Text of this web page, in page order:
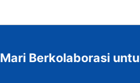
Mari Berkolaborasi